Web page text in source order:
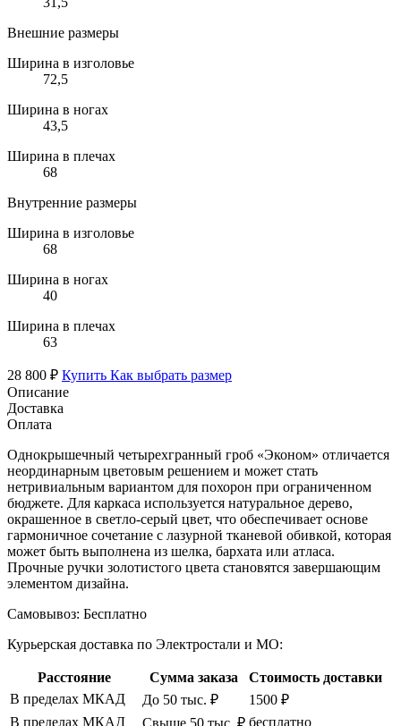
Внешние размеры
Ширина в изголовье
72,5
Ширина в ногах
43,5
Ширина в плечах
68
Внутренние размеры
Ширина в изголовье
68
Ширина в ногах
40
Ширина в плечах
63
28 800 ₽ Купить Как выбрать размер
Описание
Доставка
Оплата
Однокрышечный четырехгранный гроб «Эконом» отличается
неординарным цветовым решением и может стать
нетривиальным вариантом для похорон при ограниченном
бюджете. Для каркаса используется натуральное дерево,
окрашенное в светло-серый цвет, что обеспечивает основе
гармоничное сочетание с лазурной тканевой обивкой, которая
может быть выполнена из шелка, бархата или атласа.
Прочные ручки золотистого цвета становятся завершающим
элементом дизайна.
Самовывоз: Бесплатно
Курьерская доставка по Электростали и МО:
Расстояние Сумма заказа
Стоимость доставки
В пределах МКАД
До 50 тыс. ₽
1500 ₽
В пределах МКАД
Свыше 50 тыс. ₽ бесплатно